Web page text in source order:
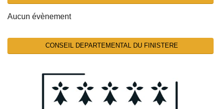
Aucun évènement
CONSEIL DEPARTEMENTAL DU FINISTERE